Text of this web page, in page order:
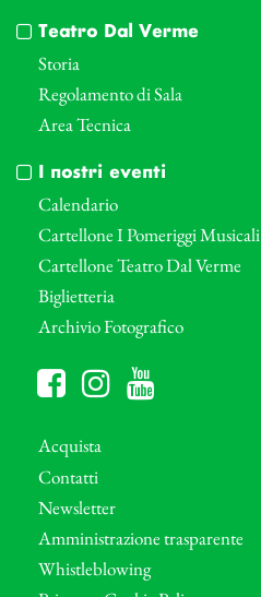
Teatro Dal Verme
Storia
Regolamento di Sala
Area Tecnica
I nostri eventi
Calendario
Cartellone I Pomeriggi Musicali
Cartellone Teatro Dal Verme
Biglietteria
Archivio Fotografico
Acquista
Contatti
Newsletter
Amministrazione trasparente
Whistleblowing